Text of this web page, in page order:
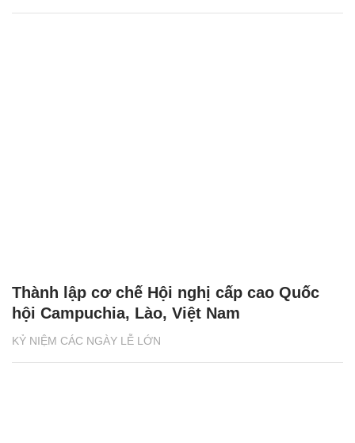
KỶ NIỆM CÁC NGÀY LỄ LỚN
Thành lập cơ chế Hội nghị cấp cao Quốc
hội Campuchia, Lào, Việt Nam